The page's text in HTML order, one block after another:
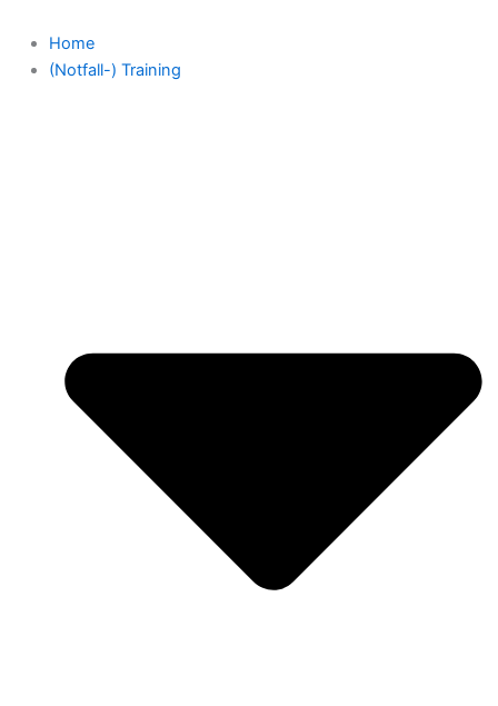
Home
(Notfall-) Training